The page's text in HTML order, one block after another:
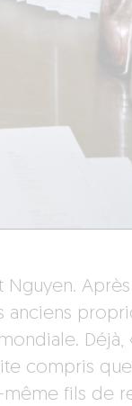
Nguyen.
anciens
Déjà,
compris
fils de